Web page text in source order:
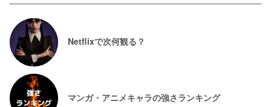
Netflixで次何観る？
マンガ・アニメキャラの強さランキング